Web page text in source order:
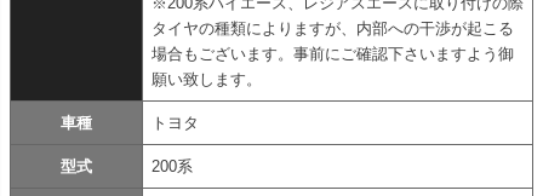
タイヤの種類によりますが、内部への干渉が起こる
場合もございます。事前にご確認下さいますよう御
願い致します。
車種 トヨタ
型式 200系